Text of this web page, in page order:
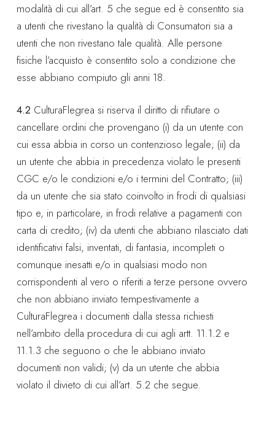
modalità di cui all’art. 5 che segue ed è consentito sia
a utenti che rivestano la qualità di Consumatori sia a
utenti che non rivestano tale qualità. Alle persone
fisiche l’acquisto è consentito solo a condizione che
esse abbiano compiuto gli anni 18.
4.2 CulturaFlegrea si riserva il diritto di rifiutare o
cancellare ordini che provengano (i) da un utente con
cui essa abbia in corso un contenzioso legale; (ii) da
un utente che abbia in precedenza violato le presenti
CGC e/o le condizioni e/o i termini del Contratto; (iii)
da un utente che sia stato coinvolto in frodi di qualsiasi
tipo e, in particolare, in frodi relative a pagamenti con
carta di credito; (iv) da utenti che abbiano rilasciato dati
identificativi falsi, inventati, di fantasia, incompleti o
comunque inesatti e/o in qualsiasi modo non
corrispondenti al vero o riferiti a terze persone ovvero
che non abbiano inviato tempestivamente a
CulturaFlegrea i documenti dalla stessa richiesti
nell’ambito della procedura di cui agli artt. 11.1.2 e
11.1.3 che seguono o che le abbiano inviato
documenti non validi; (v) da un utente che abbia
violato il divieto di cui all’art. 5.2 che segue.